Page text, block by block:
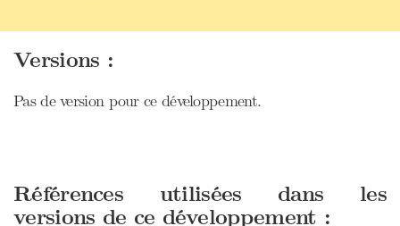
Versions :
Pas de version pour ce développement.
Références utilisées dans les
versions de ce développement :